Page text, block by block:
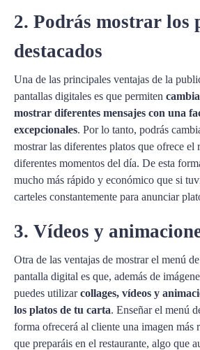
2. Podrás mostrar los
destacados
Una de las principales ventajas de la
pantallas digitales es que permiten
mostrar diferentes mensajes con una
excepcionales. Por lo tanto, podrás
mostrar las diferentes platos que ofrece el
diferentes momentos del día. De esta
mucho más rápido y económico que si
carteles constantemente para anunciar
3. Vídeos y
Otra de las ventajas de mostrar el menú
pantalla digital es que, además de
puedes utilizarcollages, vídeos y
los platos de tu carta. Enseñar el menú
forma ofrecerá al cliente una imagen más
que preparáis en el restaurante, algo que